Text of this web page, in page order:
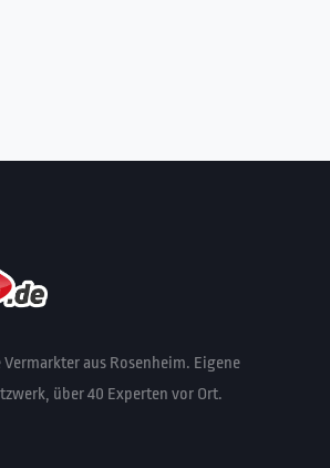
Vermarkter aus Rosenheim. Eigene
über 40 Experten vor Ort.